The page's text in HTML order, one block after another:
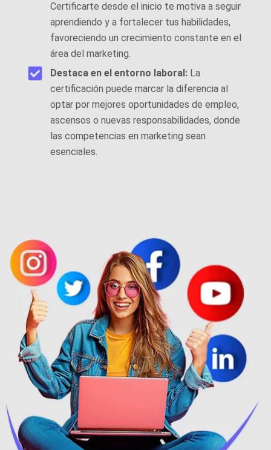
Certificarte desde el inicio te motiva a seguir
aprendiendo y a fortalecer tus habilidades,
favoreciendo un crecimiento constante en el
área del marketing.
Destaca en el entorno laboral:La
certificación puede marcar la diferencia al
optar por mejores oportunidades de empleo,
ascensos o nuevas responsabilidades, donde
las competencias en marketing sean
esenciales.